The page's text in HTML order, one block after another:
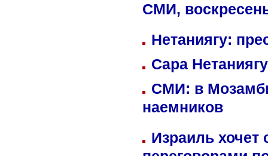
СМИ,
Нетаниягу:
Сара
СМИ: в
наемников
Израиль хочет